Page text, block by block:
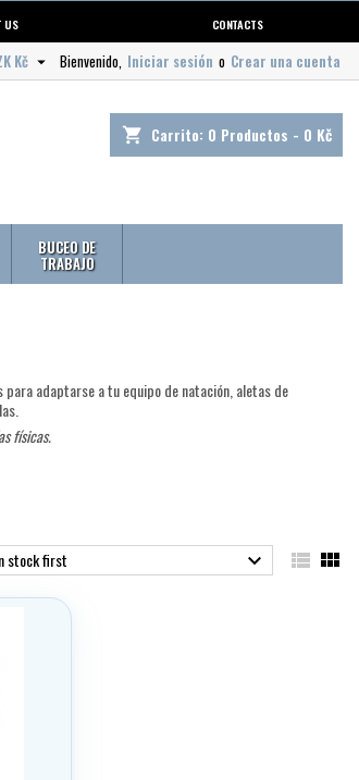
US CONTACTS
Bienvenido, Iniciar sesión o Crear una cuenta
Kč 
shopping_cart Carrito: 0 Productos - 0 Kč
BUCEO DE
TRABAJO
adaptarse a tu equipo de natación, aletas de
físicas.
stock first   